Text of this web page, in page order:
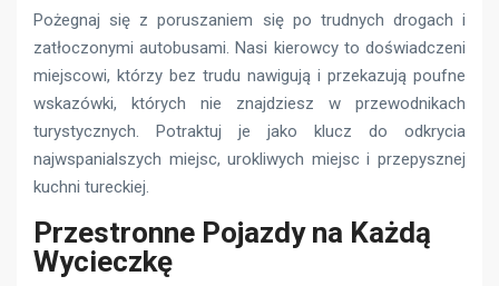
Pożegnaj się z poruszaniem się po trudnych drogach i
zatłoczonymi autobusami. Nasi kierowcy to doświadczeni
miejscowi, którzy bez trudu nawigują i przekazują poufne
wskazówki, których nie znajdziesz w przewodnikach
turystycznych. Potraktuj je jako klucz do odkrycia
najwspanialszych miejsc, urokliwych miejsc i przepysznej
kuchni tureckiej.
Przestronne Pojazdy na Każdą
Wycieczkę